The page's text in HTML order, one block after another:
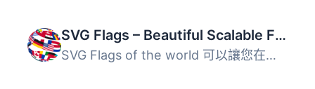
SVG Flags – Beautiful Scalable Flags For All Countries!
SVG Flags of the world 可以讓您在幾秒內在WordPress網站上...